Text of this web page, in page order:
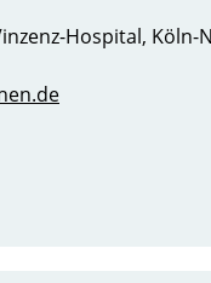
Hospital, Köln-